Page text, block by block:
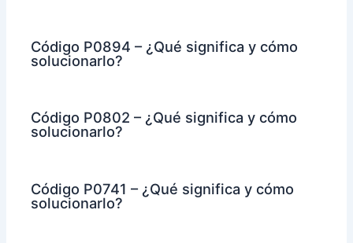
Código P0894 – ¿Qué significa y cómo
solucionarlo?
Código P0802 – ¿Qué significa y cómo
solucionarlo?
Código P0741 – ¿Qué significa y cómo
solucionarlo?